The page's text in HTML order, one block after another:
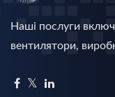
Наші послуги
вентилятори,